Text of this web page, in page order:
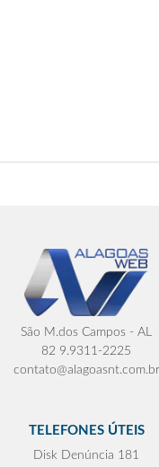
São M.dos Campos - AL
82 9.9311-2225
contato@alagoasnt.com.br
TELEFONES ÚTEIS
Disk Denúncia 181